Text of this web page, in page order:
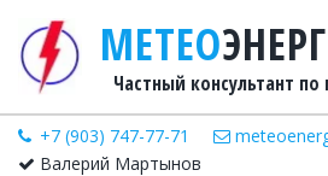
М­­­­ЕТЕ­­О
Частный консультант
+7 (903) 747-77-71
Валерий Мартынов